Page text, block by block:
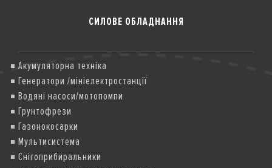
СИЛОВЕ ОБЛАДНАННЯ
Акумуляторна техніка
Генератори /мініелектростанції
Водяні насоси/мотопомпи
Грунтофрези
Газонокосарки
Мультисистема
Снігоприбиральники